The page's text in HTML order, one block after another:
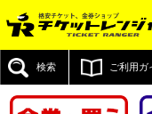
検索 ご利用ガ